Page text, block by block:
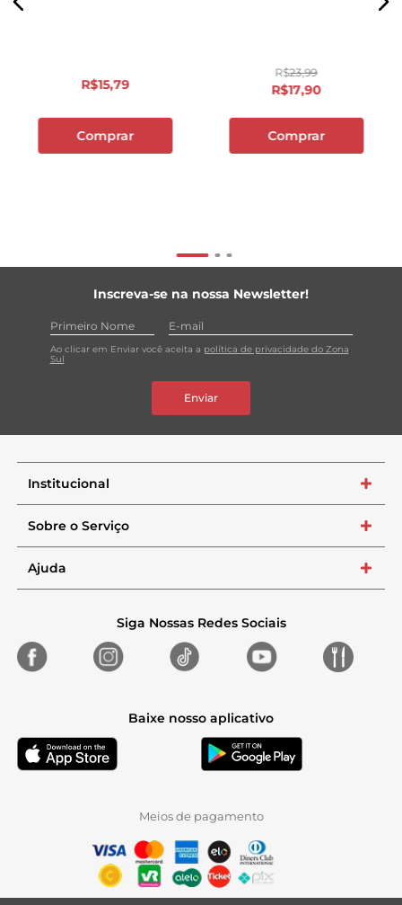
R$15,79
Comprar
R$23,99
R$17,90
Comprar
Inscreva-se na nossa Newsletter!
Ao clicar em Enviar você aceita a política de privacidade do Zona
Sul
Enviar
Institucional +
Sobre o Serviço +
Ajuda +
Siga Nossas Redes Sociais
Baixe nosso aplicativo
Meios de pagamento